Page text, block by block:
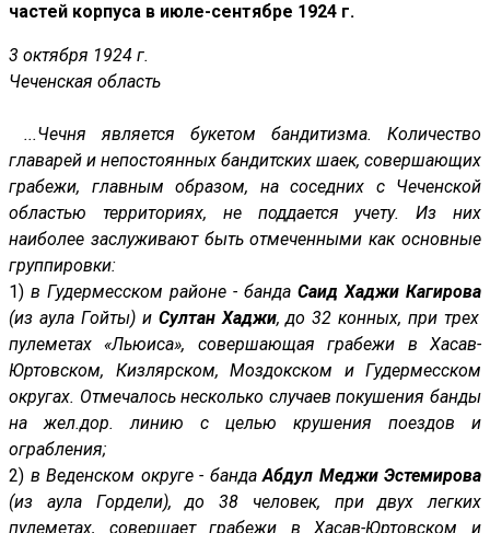
частей корпуса в июле-сентябре 1924 г.
3 октября 1924 г.
Чеченская область
...Чечня является букетом бандитизма. Количество
главарей и непостоянных бандитских шаек, совершающих
грабежи, главным образом, на соседних с Чеченской
областью территориях, не поддается учету. Из них
наиболее заслуживают быть отмеченными как основные
группировки:
1) в Гудермесском районе - банда Саид Хаджи Кагирова
(из аула Гойты) и Султан Хаджи, до 32 конных, при трех
пулеметах «Льюиса», совершающая грабежи в Хасав-
Юртовском, Кизлярском, Моздокском и Гудермесском
округах. Отмечалось несколько случаев покушения банды
на жел.дор. линию с целью крушения поездов и
ограбления;
2) в Веденском округе - бандаАбдул Меджи Эстемирова
(из аула Гордели), до 38 человек, при двух легких
пулеметах, совершает грабежи в Хасав-Юртовском и